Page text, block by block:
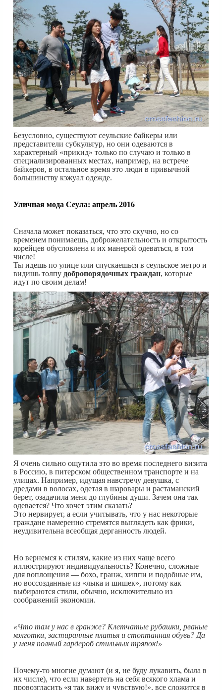
Безусловно, существуют сеульские байкеры или
представители субкультур, но они одеваются в
характерный «прикид» только по случаю и только в
специализированных местах, например, на встрече
байкеров, в остальное время это люди в привычной
большинству кэжуал одежде.
Уличная мода Сеула: апрель 2016
Сначала может показаться, что это скучно, но со
временем понимаешь, доброжелательность и открытость
корейцев обусловлена и их манерой одеваться, в том
числе!
Ты идешь по улице или спускаешься в сеульское метро и
видишь толпу добропорядочных граждан, которые
идут по своим делам!
Я очень сильно ощутила это во время последнего визита
в Россию, в питерском общественном транспорте и на
улицах. Например, идущая навстречу девушка, с
дредами в волосах, одетая в шаровары и растаманский
берет, озадачила меня до глубины души. Зачем она так
одевается? Что хочет этим сказать?
Это нервирует, а если учитывать, что у нас некоторые
граждане намеренно стремятся выглядеть как фрики,
неудивительна всеобщая дерганность людей.
Но вернемся к стилям, какие из них чаще всего
иллюстрируют индивидуальность? Конечно, сложные
для воплощения — бохо, гранж, хиппи и подобные им,
но воссозданные из «лыка и шишек», потому как
выбираются стили, обычно, исключительно из
соображений экономии.
«Что там у нас в гранже? Клетчатые рубашки, рваные
колготки, застиранные платья и стоптанная обувь? Да
у меня полный гардероб стильных тряпок!»
Почему-то многие думают (и я, не буду лукавить, была в
их числе), что если навертеть на себя всякого хлама и
провозгласить «я так вижу и чувствую!», все сложится в